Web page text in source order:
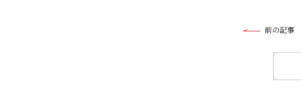
前の記事